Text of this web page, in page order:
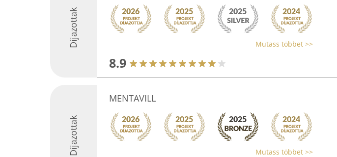
Díjazottak Mutass többet >>
8.9
Díjazottak
MENTAVILL
Mutass többet >>